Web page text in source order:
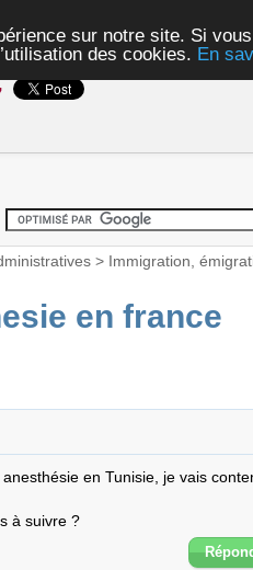
sur notre site. Si
des cookies. En
> Immigration,
en france
en Tunisie, je vais
à suivre ?